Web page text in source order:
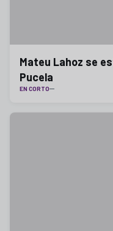
Mateu Lahoz se
Pucela
EN CORTO